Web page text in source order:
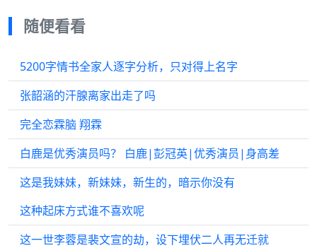
随便看看
5200字情书全家人逐字分析，只对得上名字
张韶涵的汗腺离家出走了吗
完全恋霖脑 翔霖
白鹿是优秀演员吗？ 白鹿|彭冠英|优秀演员|身高差
这是我妹妹，新妹妹，新生的，暗示你没有
这种起床方式谁不喜欢呢
这一世李蓉是裴文宣的劫，设下埋伏二人再无迁就